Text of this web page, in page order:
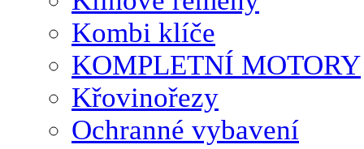
Kombi klíče
KOMPLETNÍ MOTORY
Křovinořezy
Ochranné vybavení